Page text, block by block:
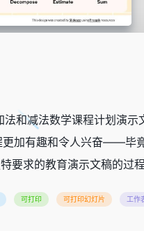
和减法数学课程计划演
加有趣和令人兴奋——毕
要求的教育演示文稿的过程
可打印 可打印幻灯片 工作